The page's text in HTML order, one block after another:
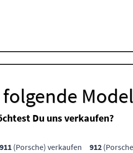
Du uns verkaufen?
911 (Porsche) verkaufen 912